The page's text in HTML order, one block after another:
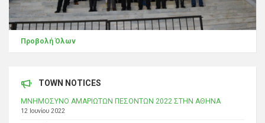
Προβολή Όλων
TOWN NOTICES
ΜΝΗΜΟΣΥΝΟ ΑΜΑΡΙΩΤΩΝ ΠΕΣΟΝΤΩΝ 2022 ΣΤΗΝ ΑΘΗΝΑ
12 Ιουνίου 2022